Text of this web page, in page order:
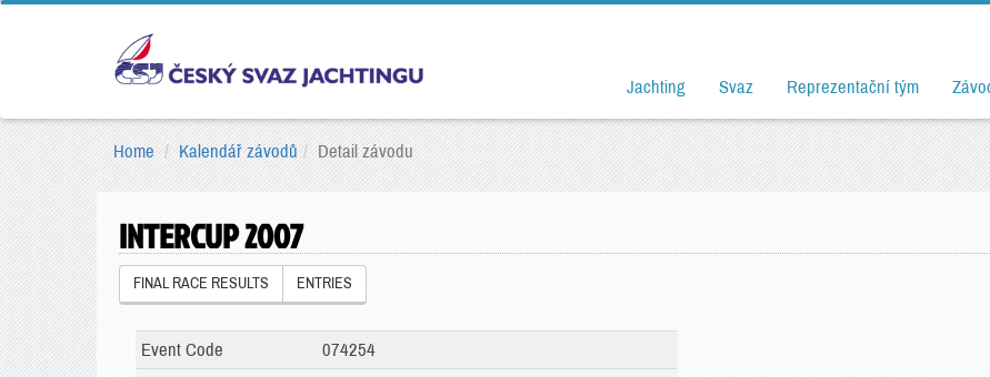
Jachting Svaz Reprezentační tým
Home Kalendář závodů Detail závodu
INTERCUP 2007
FINAL RACE RESULTS ENTRIES
Event Code
074254